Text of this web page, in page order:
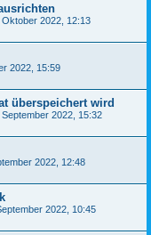
2022, 12:13
2022, 15:59
überspeichert wird
2022, 15:32
2022, 12:48
2022, 10:45